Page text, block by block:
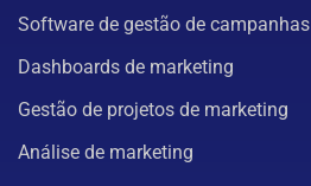
Software de gestão de campanhas
Dashboards de marketing
Gestão de projetos de marketing
Análise de marketing